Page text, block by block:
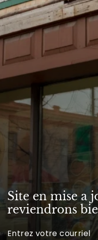
Site en mise a
reviendrons
Inscrivez-